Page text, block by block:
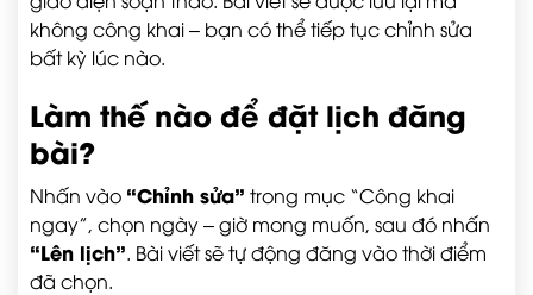
không công khai – bạn có thể tiếp tục chỉnh sửa
bất kỳ lúc nào.
Làm thế nào để đặt lịch đăng
bài?
Nhấn vào “Chỉnh sửa” trong mục “Công khai
ngay”, chọn ngày – giờ mong muốn, sau đó nhấn
“Lên lịch”. Bài viết sẽ tự động đăng vào thời điểm
đã chọn.